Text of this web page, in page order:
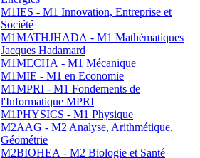
M1IES - M1 Innovation, Entreprise et
Société
M1MATHJHADA - M1 Mathématiques
Jacques Hadamard
M1MECHA - M1 Mécanique
M1MIE - M1 en Economie
M1MPRI - M1 Fondements de
l'Informatique MPRI
M1PHYSICS - M1 Physique
M2AAG - M2 Analyse, Arithmétique,
Géométrie
M2BIOHEA - M2 Biologie et Santé